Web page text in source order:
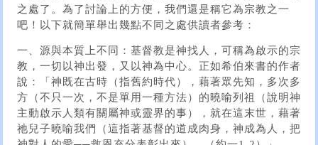
之處了。為了討論上的方便，我們還是稱它為宗教之一
吧！以下就簡單舉出幾點不同之處供讀者參考：
一、源與本質上不同：基督教是神找人，可稱為啟示的宗
教，一切以神出發，又以神為中心。正如希伯來書的作者
說：「神既在古時（指舊約時代），藉著眾先知，多次多
方（不只一次，不是單用一種方法）的曉喻列祖（說明神
主動啟示人類有關屬神或靈界的事），就在這末世，藉著
祂兒子曉喻我們（這指著基督的道成肉身，神成為人，把